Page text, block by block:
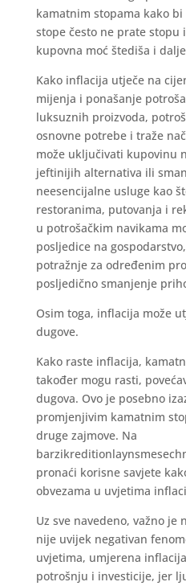
kamatnim stopama kako
stope često ne prate stopu
kupovna moć štediša i
Kako inflacija utječe na
mijenja i ponašanje
luksuznih proizvoda,
osnovne potrebe i traže
može uključivati kupovinu
jeftinijih alternativa ili
neesencijalne usluge kao
restoranima, putovanja i
u potrošačkim navikama
posljedice na
potražnje za određenim
posljedično smanjenje
Osim toga, inflacija može
dugove.
Kako raste inflacija,
također mogu rasti,
dugova. Ovo je posebno
promjenjivim kamatnim
druge zajmove. Na
pronaći korisne savjete
obvezama u uvjetima
Uz sve navedeno, važno
nije uvijek negativan
uvjetima, umjerena
potrošnju i investicije, jer